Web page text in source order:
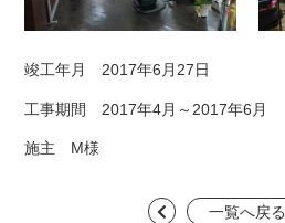
竣工年月 2017年6月27日
工事期間 2017年4月～2017年6月
施主 M様
一覧へ戻る